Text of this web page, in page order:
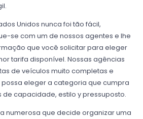
Unidos nunca foi tão fácil,
se com um de nossos agentes e lhe
que você solicitar para eleger
tarifa disponível. Nossas agências
de veículos muito completas e
eleger a categoria que cumpra
capacidade, estilo y pressuposto.
numerosa que decide organizar uma